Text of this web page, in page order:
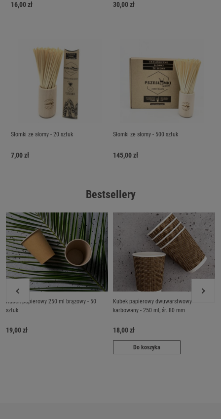
16,00 zł 30,00 zł
Słomki ze słomy - 20 sztuk
7,00 zł
Słomki ze słomy - 500 sztuk
145,00 zł
Bestsellery
Kubek papierowy 250 ml brązowy - 50
sztuk
19,00 zł
Kubek papierowy dwuwarstwowy
karbowany - 250 ml, śr. 80 mm
18,00 zł
Do koszyka